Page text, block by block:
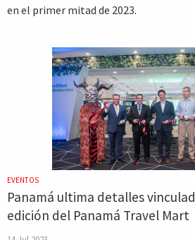
en el primer mitad de 2023.
EVENTOS
Panamá ultima detalles
edición del Panamá Travel Mart